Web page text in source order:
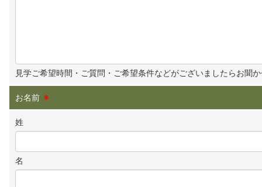
見学ご希望時間・ご質問・ご希望条件などがございましたらお聞
お名前 ※
姓
名